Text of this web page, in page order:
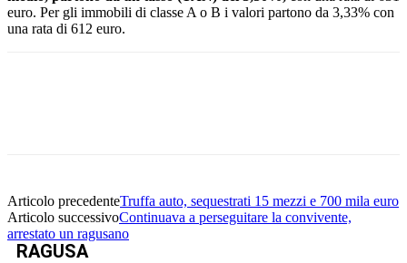
euro. Per gli immobili di classe A o B i valori partono da 3,33% con
una rata di 612 euro.
Articolo precedenteTruffa auto, sequestrati 15 mezzi e 700 mila euro
Articolo successivoContinuava a perseguitare la convivente,
arrestato un ragusano
RAGUSA